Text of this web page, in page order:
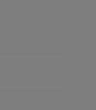
Aantal navullingen
voor Geschikt